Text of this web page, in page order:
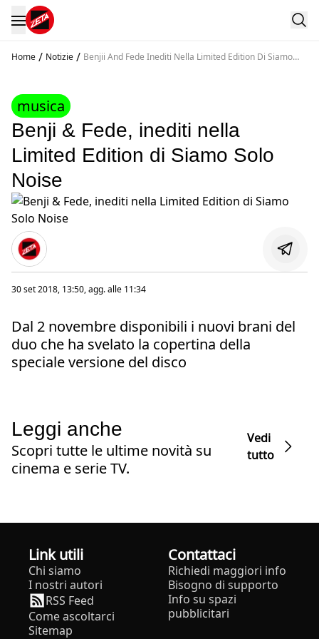
Home / Notizie / Benjii And Fede Inediti Nella Limited Edition Di Siamo
musica
Benji & Fede, inediti nella
Limited Edition di Siamo Solo
Noise
30 set 2018, 13:50, agg. alle 11:34
Dal 2 novembre disponibili i nuovi brani del
duo che ha svelato la copertina della
speciale versione del disco
Leggi anche
Scopri tutte le ultime novità su
cinema e serie TV.
Vedi
tutto
Link utili
Chi siamo
I nostri autori
RSS Feed
Come ascoltarci
Sitemap
Contattaci
Richiedi maggiori info
Bisogno di supporto
Info su spazi
pubblicitari